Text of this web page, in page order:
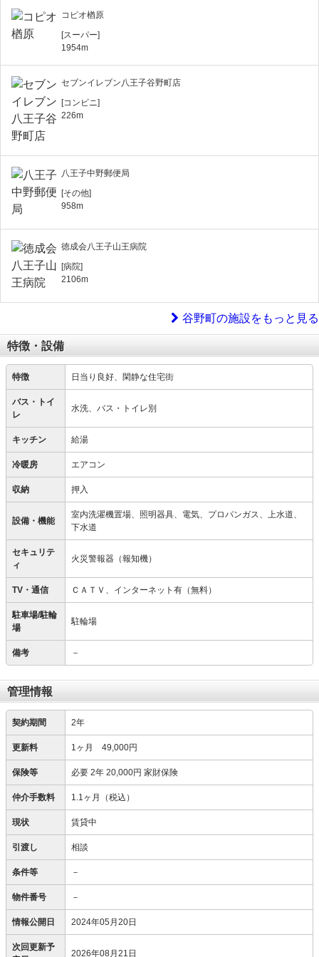
コピオ楢原
[スーパー]
1954m
セブンイレブン八王子谷野町店
[コンビニ]
226m
八王子中野郵便局
[その他]
958m
徳成会八王子山王病院
[病院]
2106m
谷野町の施設をもっと見る
特徴・設備
特徴 日当り良好、閑静な住宅街
バス・トイ
レ
水洗、バス・トイレ別
キッチン 給湯
冷暖房 エアコン
収納 押入
設備・機能
室内洗濯機置場、照明器具、電気、プロパンガス、上水道、
下水道
セキュリテ
ィ
火災警報器（報知機）
TV・通信 ＣＡＴＶ、インターネット有（無料）
駐車場/駐輪
場
駐輪場
備考 －
管理情報
契約期間 2年
更新料 1ヶ月 49,000円
保険等 必要 2年 20,000円 家財保険
仲介手数料 1.1ヶ月（税込）
現状 賃貸中
引渡し 相談
条件等 －
物件番号 －
情報公開日 2024年05月20日
次回更新予
2026年08月21日